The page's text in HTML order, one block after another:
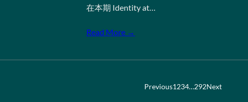
在本期 Identity at…
Read More →
Previous1234…292Next